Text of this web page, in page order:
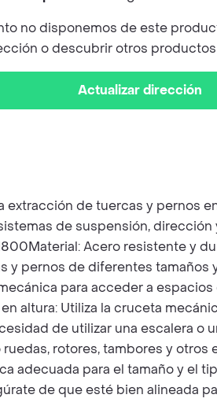
no disponemos de este
o descubrir otros
Actualizar dirección
extracción de tuercas y pernos
de suspensión, dirección
Acero resistente y
y pernos de diferentes tamaños
para acceder a
altura: Utiliza la cruceta
de utilizar una escalera o
rotores, tambores y otros
adecuada para el tamaño y el
de que esté bien alineada